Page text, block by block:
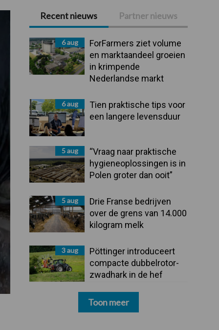
Primaire
Sidebar
Recent nieuws Partner nieuws
6 aug
ForFarmers ziet volume
en marktaandeel groeien
in krimpende
Nederlandse markt
6 aug
Tien praktische tips voor
een langere levensduur
5 aug
“Vraag naar praktische
hygieneoplossingen is in
Polen groter dan ooit”
5 aug
Drie Franse bedrijven
over de grens van 14.000
kilogram melk
3 aug
Pöttinger introduceert
compacte dubbelrotor-
zwadhark in de hef
Toon meer